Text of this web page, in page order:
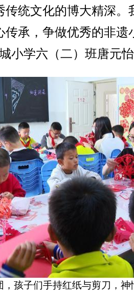
传统文化的博大精深。
传承，争做优秀的非遗
小学六（二）班唐元
，孩子们手持红纸与剪刀，神